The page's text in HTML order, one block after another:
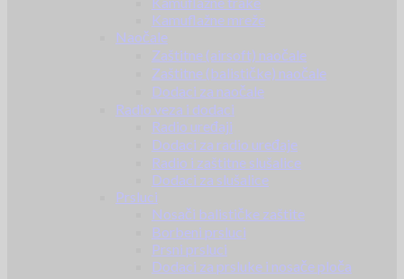
Kamuflažne mreže
Naočale
Zaštitne (airsoft) naočale
Zaštitne (balističke) naočale
Dodaci za naočale
Radio veza i dodaci
Radio uređaji
Dodaci za radio uređaje
Radio i zaštitne slušalice
Dodaci za slušalice
Prsluci
Nosači balističke zaštite
Borbeni prsluci
Prsni prsluci
Dodaci za prsluke i nosače ploča